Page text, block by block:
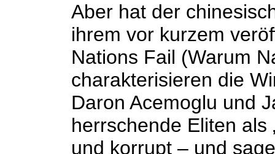
Aber hat der
ihrem vor kurzem
Nations Fail (Warum
charakterisieren die
Daron Acemoglu und
herrschende Eliten als
und korrupt – und